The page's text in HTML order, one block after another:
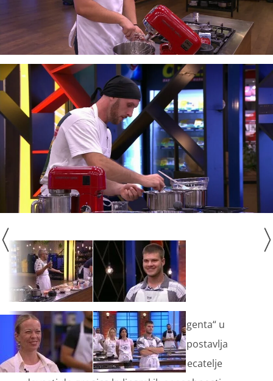
Tin preuzima ulogu strateškog „dirigenta“ u
MasterChefujer svojim odabirima postavlja
pravila u novom izazovu koji će natjecatelje